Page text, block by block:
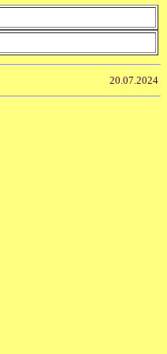
20.07.2024